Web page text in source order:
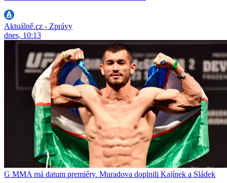
Aktuálně.cz - Zprávy
dnes, 10:13
G MMA má datum premiéry. Muradova doplnili Kajínek a Sládek